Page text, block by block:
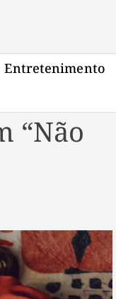
Entretenimento
“Não